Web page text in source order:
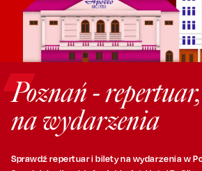
Szukaj
Poznań -
na wydarzenia
Sprawdź repertuar i bilety na wydarzenia w